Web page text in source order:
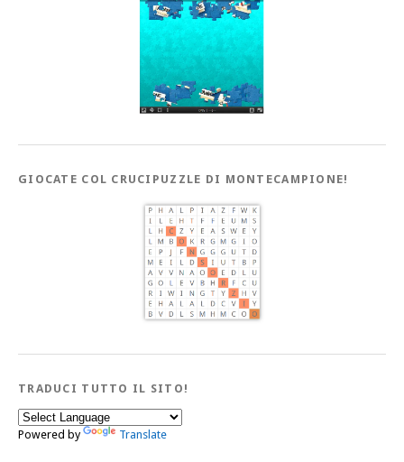
GIOCATE COL CRUCIPUZZLE DI MONTECAMPIONE!
TRADUCI TUTTO IL SITO!
Powered by Translate